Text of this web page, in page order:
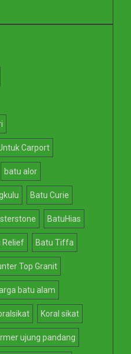
Carport
batu alor
Batu Curie
BatuHias
Relief Batu Tiffa
Top Granit
batu alam
Koral sikat
ujung pandang